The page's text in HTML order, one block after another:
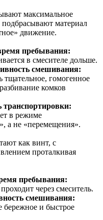
максимальное
материал
движение.
пребывания:
в смесителе дольше.
смешивания:
тщательное, гомогенное
комков
транспортировки:
в режиме
а не «перемещения».
как винт, с
проталкивая
пребывания:
через смеситель.
смешивания:
бережное и быстрое